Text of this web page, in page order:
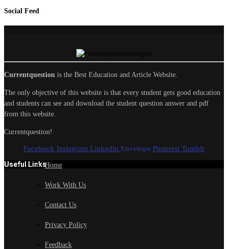
Social Feed
Currentquestion is the Best Education and Article Website.
The only objective of this website is that every student gets good education
and students can see and download the student question answer and pdf
from this website.
Currentquestion!
Facebook Instagram Linkedin Envelope Pinterest Tumblr
Useful LinksHome
Work With Us
Contact Us
Privacy Policy
Feedback